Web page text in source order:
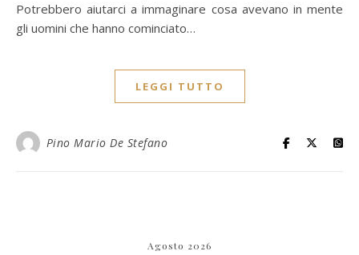
Potrebbero aiutarci a immaginare cosa avevano in mente
gli uomini che hanno cominciato…
LEGGI TUTTO
Pino Mario De Stefano
Agosto 2026